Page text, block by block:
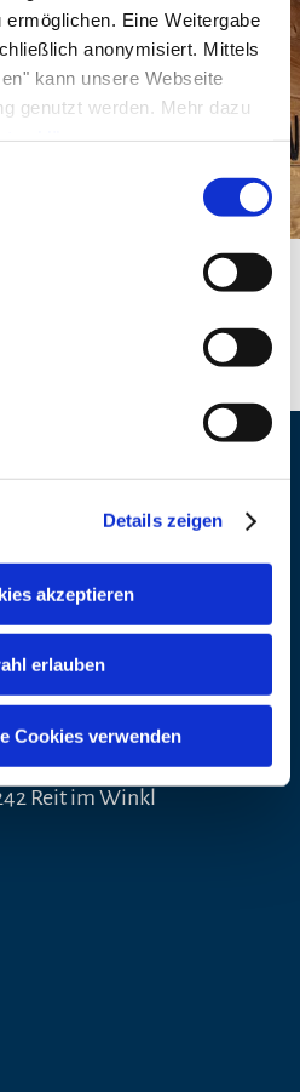
Eine Weitergabe
anonymisiert. Mittels
kann unsere Webseite
genutzt werden. Mehr dazu
.
Details zeigen
akzeptieren
erlauben
Cookies verwenden
Schmankerl, süße
Punsch & Co. Ein Ort
die Gemeinschaft
Gastronomie UG
8
Reit im Winkl